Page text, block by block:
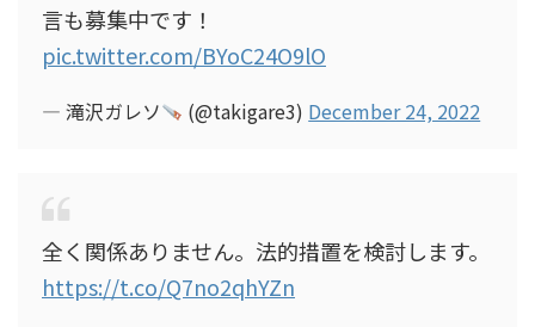
言も募集中です！
pic.twitter.com/BYoC24O9lO
— 滝沢ガレソ (@takigare3) December 24, 2022
全く関係ありません。法的措置を検討します。
https://t.co/Q7no2qhYZn